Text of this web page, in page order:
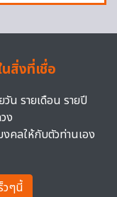
สิ่งที่เชื่อ
น รายเดือน รายปี
ง
คลให้กับตัวท่านเอง
วๆนี้